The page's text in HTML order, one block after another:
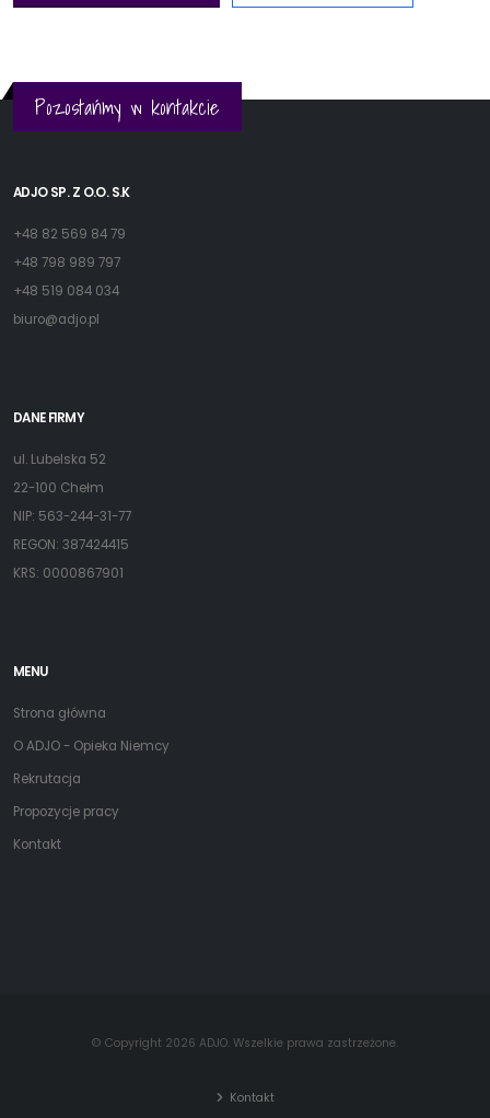
Pozostańmy w kontakcie
ADJO SP. Z O.O. S.K
+48 82 569 84 79
+48 798 989 797
+48 519 084 034
biuro@adjo.pl
DANE FIRMY
ul. Lubelska 52
22-100 Chełm
NIP: 563-244-31-77
REGON: 387424415
KRS: 0000867901
MENU
Strona główna
O ADJO - Opieka Niemcy
Rekrutacja
Propozycje pracy
Kontakt
© Copyright 2026 ADJO. Wszelkie prawa zastrzeżone.
Kontakt